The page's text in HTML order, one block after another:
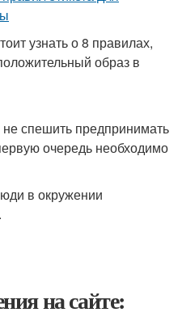
узнать о 8 правилах,
образ в
спешить предпринимать
очередь необходимо
в окружении
на сайте: